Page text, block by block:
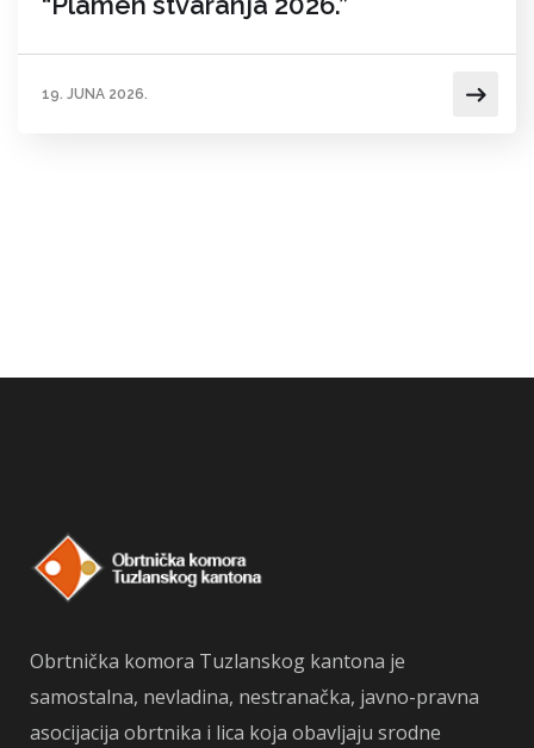
19. JUNA 2026.
Obrtnička komora Tuzlanskog kantona je
samostalna, nevladina, nestranačka, javno-pravna
asocijacija obrtnika i lica koja obavljaju srodne